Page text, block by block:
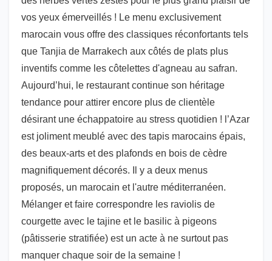
vos yeux émerveillés ! Le menu exclusivement
marocain vous offre des classiques réconfortants tels
que Tanjia de Marrakech aux côtés de plats plus
inventifs comme les côtelettes d'agneau au safran.
Aujourd’hui, le restaurant continue son héritage
tendance pour attirer encore plus de clientèle
désirant une échappatoire au stress quotidien ! l’Azar
est joliment meublé avec des tapis marocains épais,
des beaux-arts et des plafonds en bois de cèdre
magnifiquement décorés. Il y a deux menus
proposés, un marocain et l'autre méditerranéen.
Mélanger et faire correspondre les raviolis de
courgette avec le tajine et le basilic à pigeons
(pâtisserie stratifiée) est un acte à ne surtout pas
manquer chaque soir de la semaine !